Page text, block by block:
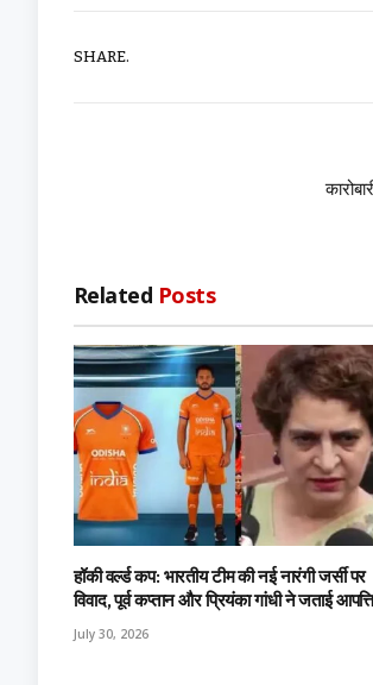
SHARE.
Related Posts
हॉकी वर्ल्ड कप: भारतीय टीम की नई नारंगी जर्सी पर
विवाद, पूर्व कप्तान और प्रियंका गांधी ने जताई
July 30, 2026